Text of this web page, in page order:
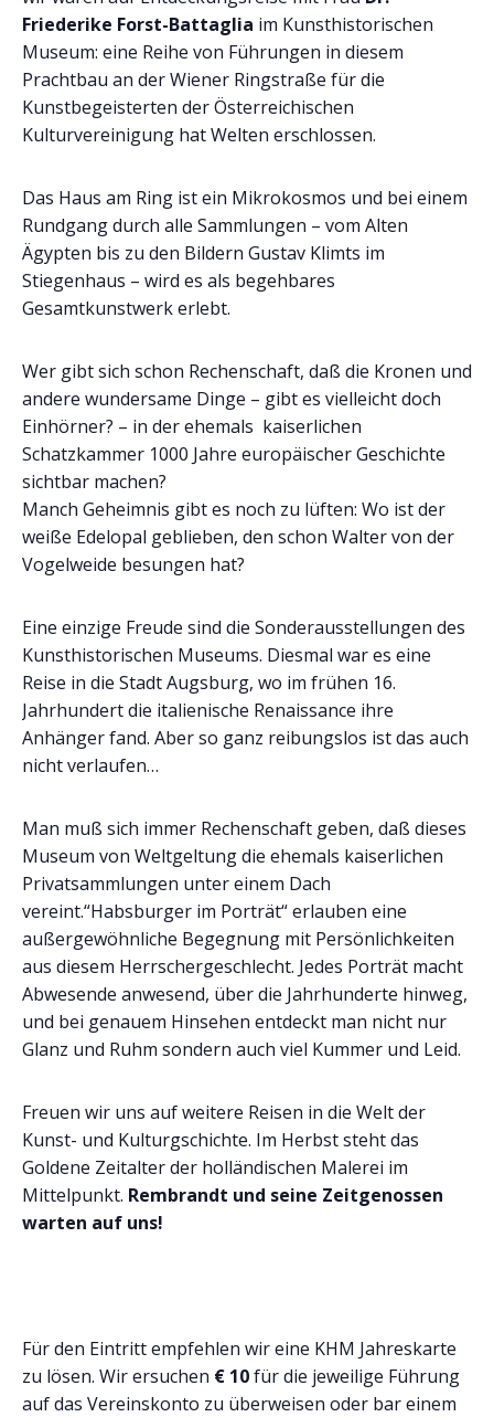
Friederike Forst-Battaglia im Kunsthistorischen
Museum: eine Reihe von Führungen in diesem
Prachtbau an der Wiener Ringstraße für die
Kunstbegeisterten der Österreichischen
Kulturvereinigung hat Welten erschlossen.
Das Haus am Ring ist ein Mikrokosmos und bei einem
Rundgang durch alle Sammlungen – vom Alten
Ägypten bis zu den Bildern Gustav Klimts im
Stiegenhaus – wird es als begehbares
Gesamtkunstwerk erlebt.
Wer gibt sich schon Rechenschaft, daß die Kronen und
andere wundersame Dinge – gibt es vielleicht doch
Einhörner? – in der ehemals kaiserlichen
Schatzkammer 1000 Jahre europäischer Geschichte
sichtbar machen?
Manch Geheimnis gibt es noch zu lüften: Wo ist der
weiße Edelopal geblieben, den schon Walter von der
Vogelweide besungen hat?
Eine einzige Freude sind die Sonderausstellungen des
Kunsthistorischen Museums. Diesmal war es eine
Reise in die Stadt Augsburg, wo im frühen 16.
Jahrhundert die italienische Renaissance ihre
Anhänger fand. Aber so ganz reibungslos ist das auch
nicht verlaufen…
Man muß sich immer Rechenschaft geben, daß dieses
Museum von Weltgeltung die ehemals kaiserlichen
Privatsammlungen unter einem Dach
vereint.“Habsburger im Porträt“ erlauben eine
außergewöhnliche Begegnung mit Persönlichkeiten
aus diesem Herrschergeschlecht. Jedes Porträt macht
Abwesende anwesend, über die Jahrhunderte hinweg,
und bei genauem Hinsehen entdeckt man nicht nur
Glanz und Ruhm sondern auch viel Kummer und Leid.
Freuen wir uns auf weitere Reisen in die Welt der
Kunst- und Kulturgschichte. Im Herbst steht das
Goldene Zeitalter der holländischen Malerei im
Mittelpunkt. Rembrandt und seine Zeitgenossen
warten auf uns!
Für den Eintritt empfehlen wir eine KHM Jahreskarte
zu lösen. Wir ersuchen € 10für die jeweilige Führung
auf das Vereinskonto zu überweisen oder bar einem